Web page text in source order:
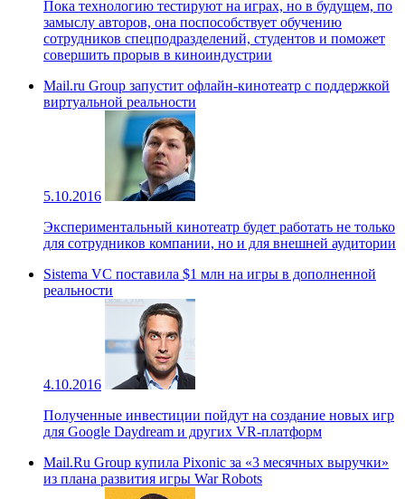
Пока технологию тестируют на играх, но в будущем, по
замыслу авторов, она поспособствует обучению
сотрудников спецподразделений, студентов и поможет
совершить прорыв в киноиндустрии
Mail.ru Group запустит офлайн-кинотеатр с поддержкой
виртуальной реальности
5.10.2016
Экспериментальный кинотеатр будет работать не только
для сотрудников компании, но и для внешней аудитории
Sistema VC поставила $1 млн на игры в дополненной
реальности
4.10.2016
Полученные инвестиции пойдут на создание новых игр
для Google Daydream и других VR-платформ
Mail.Ru Group купила Pixonic за «3 месячных выручки»
из плана развития игры War Robots